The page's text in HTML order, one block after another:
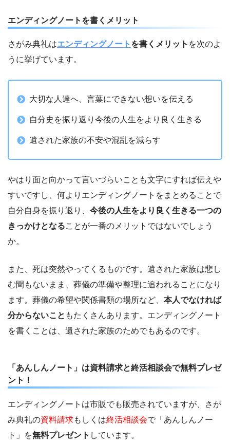
エンディングノートを書くメリット
さがみ典礼はエンディングノート を書くメリット を次のよ
うに挙げています。
大切な人達へ、言葉にできない想いを伝える
自分史を振り返り今後の人生をより良く生きる
遺された家族の不安や混乱を減らす
やはり面と向かって言いづらいことも文字にすれば伝えや
すいですし、何よりエンディングノートをまとめることで
自分自身を振り返り、 今後の人生をより良く生きる一つの
きっかけとなることが一番のメリットではないでしょう
か。
また、死は突然やってくるものです。遺された家族は悲し
む間もないまま、葬儀の準備や整理に追われることになり
ます。葬儀の希望や関係書類の場所など、 本人でなければ
分からないこと もたくさんあります。エンディングノート
を書くことは、遺された家族のためでもあるのです。
「あんしんノート」は資料請求と終活相談会で無料プレゼ
ント！
エンディングノートは市販でも販売されていますが、さが
み典礼の資料請求もしくは終活相談会で「あんしんノー
ト」を無料プレゼント しています。